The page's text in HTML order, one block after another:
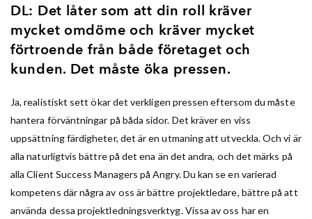
DL: Det låter som att din roll kräver
mycket omdöme och kräver mycket
förtroende från både företaget och
kunden. Det måste öka pressen.
Ja, realistiskt sett ökar det verkligen pressen eftersom du måste
hantera förväntningar på båda sidor. Det kräver en viss
uppsättning färdigheter, det är en utmaning att utveckla. Och vi är
alla naturligtvis bättre på det ena än det andra, och det märks på
alla Client Success Managers på Angry. Du kan se en varierad
kompetens där några av oss är bättre projektledare, bättre på att
använda dessa projektledningsverktyg. Vissa av oss har en